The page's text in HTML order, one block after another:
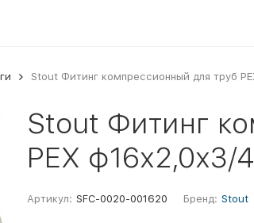
Stout Фитинг компрессионный для труб
Stout Фитинг
PEX ф16х2,0х3/
Артикул: SFC-0020-001620 Бренд: Stout